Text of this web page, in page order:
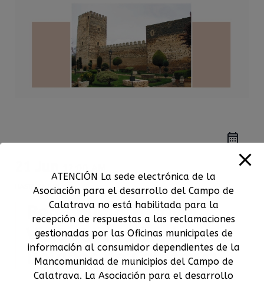
12:00 AM
HASTA21 JUN
Berenguela Festival.
Visita teatralizada.
Bolaños de Calatrava.
ATENCIÓN La sede electrónica de la
Asociación para el desarrollo del Campo de
Calatrava no está habilitada para la
recepción de respuestas a las reclamaciones
gestionadas por las Oficinas municipales de
información al consumidor dependientes de la
Mancomunidad de municipios del Campo de
Calatrava. La Asociación para el desarrollo